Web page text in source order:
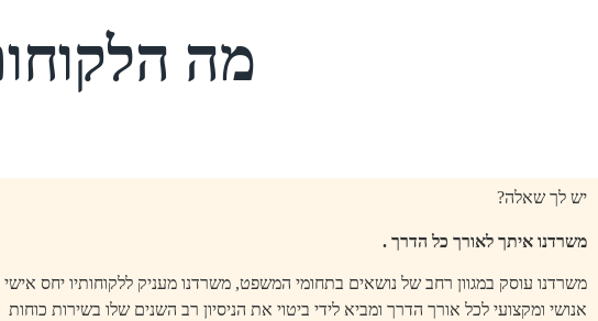
מה
יש לך שאלה?
משרדנו איתך לאורך כל הדרך .
משרדנו עוסק במגוון רחב של נושאים בתחומי המשפט, משרדנו מעניק ללקוחותיו יחס אישי
אנושי ומקצועי לכל אורך הדרך ומביא לידי ביטוי את הניסיון רב השנים שלו בשירות כוחות